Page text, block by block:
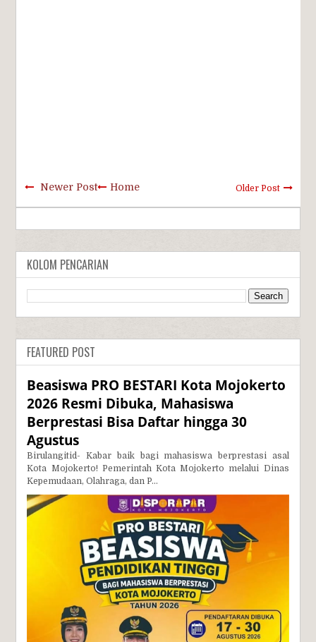
Newer Post Older Post
Home
KOLOM PENCARIAN
FEATURED POST
Beasiswa PRO BESTARI Kota Mojokerto
2026 Resmi Dibuka, Mahasiswa
Berprestasi Bisa Daftar hingga 30
Agustus
Birulangitid- Kabar baik bagi mahasiswa berprestasi asal
Kota Mojokerto! Pemerintah Kota Mojokerto melalui Dinas
Kepemudaan, Olahraga, dan P...